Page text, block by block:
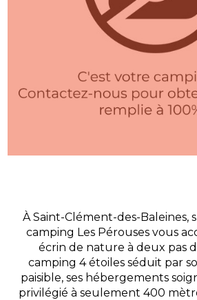
À Saint-Clément-des-Baleines,
camping Les Pérouses vous
écrin de nature à deux pas
camping 4 étoiles séduit par
paisible, ses hébergements
privilégié à seulement 400